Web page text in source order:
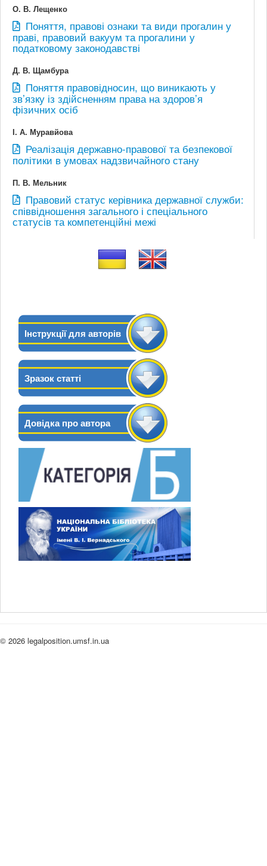
О. В. Лещенко
Поняття, правові ознаки та види прогалин у
праві, правовий вакуум та прогалини у
податковому законодавстві
Д. В. Щамбура
Поняття правовідносин, що виникають у
зв’язку із здійсненням права на здоров’я
фізичних осіб
І. А. Муравйова
Реалізація державно-правової та безпекової
політики в умовах надзвичайного стану
П. В. Мельник
Правовий статус керівника державної служби:
співвідношення загального і спеціального
статусів та компетенційні межі
Інструкції для авторів
Зразок статті
Довідка про автора
© 2026 legalposition.umsf.in.ua